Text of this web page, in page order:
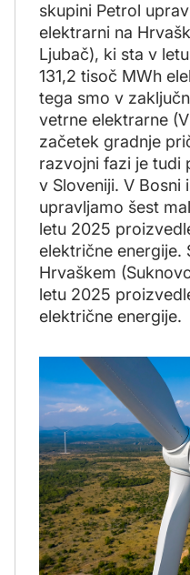
skupini Petrol
elektrarni na
Ljubač), ki sta v
131,2 tisoč MWh
tega smo v
vetrne elektrarne
začetek gradnje
razvojni fazi je tudi
v Sloveniji. V Bosni
upravljamo šest
letu 2025
električne energije.
Hrvaškem
letu 2025
električne energije.